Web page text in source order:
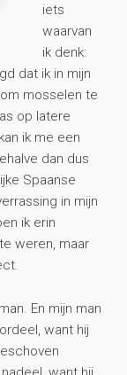
iets
waarvan
ik denk:
dat ik in mijn
mosselen te
op latere
ik me een
dan dus
Spaanse
in mijn
ik erin
weren, maar
En mijn man
want hij